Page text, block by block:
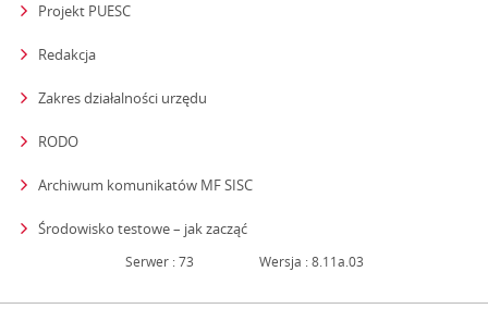
Projekt PUESC
Redakcja
Zakres działalności urzędu
RODO
Archiwum komunikatów MF SISC
Środowisko testowe – jak zacząćstrona otwiera się w nowym oknie
Serwer : 73 Wersja : 8.11a.03